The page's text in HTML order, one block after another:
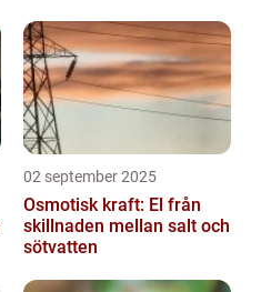
02 september 2025
Osmotisk kraft: El från
skillnaden mellan salt och
sötvatten